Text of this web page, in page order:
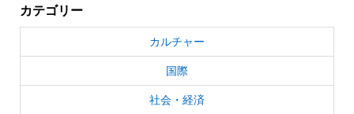
カテゴリー
カルチャー
国際
社会・経済